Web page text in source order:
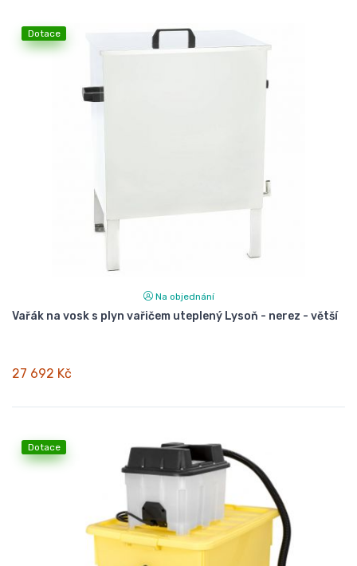
Dotace
Na objednání
Vařák na vosk s plyn vařičem uteplený Lysoň - nerez - větší
27 692 Kč
Dotace